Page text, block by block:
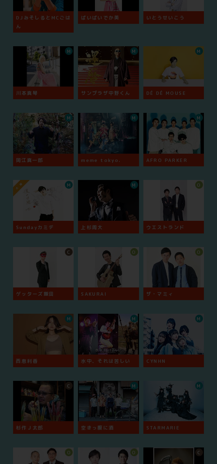
DJみそしるとMCごは
ん
ぱいぱいでか美 いとうせいこう
川本真琴
M
サンプラザ中野くん
M
DÉ DÉ MOUSE
M
岡江真一郎
M
meme tokyo.
M
AFRO PARKER
M
Sundayカミデ
M
上杉周大
M
ウエストランド
O
ゲッターズ飯田
C
SAKURAI
O
ザ・マミィ
O
西恵利香
M
水中、それは苦しい
M
CYNHN
M
杉作Ｊ太郎
C
空きっ腹に酒
M
STARMARIE
M
O O C